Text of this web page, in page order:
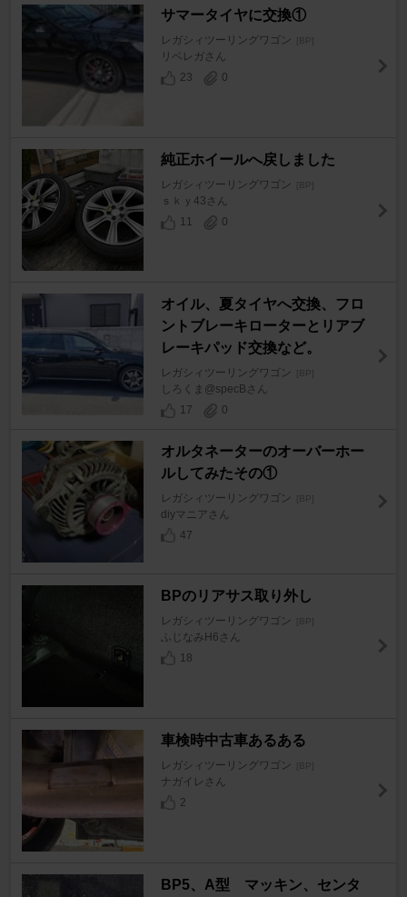
サマータイヤに交換①
レガシィツーリングワゴン [BP]
リベレガさん
23
0
純正ホイールへ戻しました
レガシィツーリングワゴン [BP]
ｓｋｙ43さん
11
0
オイル、夏タイヤへ交換、フロ
ントブレーキローターとリアブ
レーキパッド交換など。
レガシィツーリングワゴン [BP]
しろくま@specBさん
17
0
オルタネーターのオーバーホー
ルしてみたその①
レガシィツーリングワゴン [BP]
diyマニアさん
47
BPのリアサス取り外し
レガシィツーリングワゴン [BP]
ふじなみH6さん
18
車検時中古車あるある
レガシィツーリングワゴン [BP]
ナガイレさん
2
BP5、A型 マッキン、センタ